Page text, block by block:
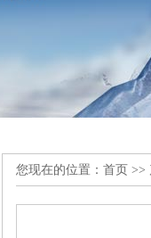
您现在的位置： 首页 >>